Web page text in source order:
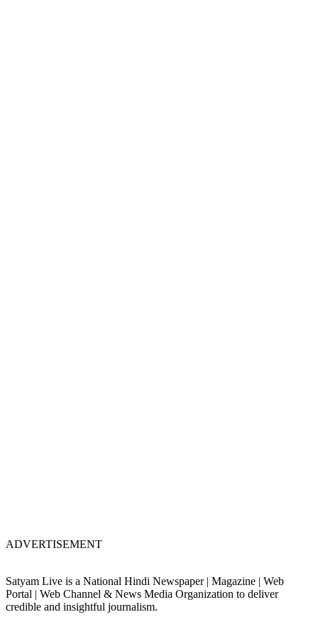
ADVERTISEMENT
Satyam Live is a National Hindi Newspaper | Magazine | Web
Portal | Web Channel & News Media Organization to deliver
credible and insightful journalism.